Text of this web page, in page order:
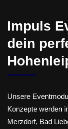
Impuls
dein
Unsere
Konzepte werden
Merzdorf, Bad